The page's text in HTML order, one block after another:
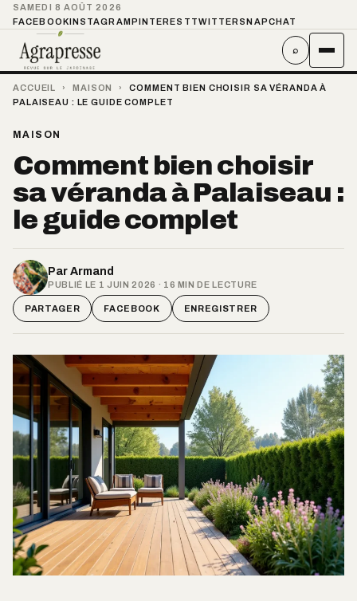
SAMEDI 8 AOÛT 2026
FACEBOOKINSTAGRAMPINTEREST TWITTER SNAPCHAT
⌕
ACCUEIL › MAISON ›
COMMENT BIEN CHOISIR SA VÉRANDA À
PALAISEAU : LE GUIDE COMPLET
MAISON
Comment bien choisir
sa véranda à Palaiseau :
le guide complet
Par Armand
PUBLIÉ LE 1 JUIN 2026 · 16 MIN DE LECTURE
PARTAGER FACEBOOK ENREGISTRER